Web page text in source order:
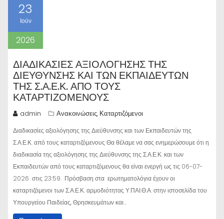
23
Ιούν
2026
ΔΙΑΔΙΚΑΣΊΕΣ ΑΞΙΟΛΌΓΗΣΗΣ ΤΗΣ
ΔΙΕΎΘΥΝΣΗΣ ΚΑΙ ΤΩΝ ΕΚΠΑΙΔΕΥΤΏΝ
ΤΗΣ Σ.Α.Ε.Κ. ΑΠΌ ΤΟΥΣ
ΚΑΤΑΡΤΙΖΌΜΕΝΟΥΣ
admin Ανακοινώσεις, Καταρτιζόμενοι
Διαδικασίες αξιολόγησης της Διεύθυνσης και των Εκπαιδευτών της
Σ.Α.Ε.Κ. από τους καταρτιζόμενους Θα θέλαμε να σας ενημερώσουμε ότι η
διαδικασία της αξιολόγησης της Διεύθυνσης της Σ.Α.Ε.Κ. και των
Εκπαιδευτών από τους καταρτιζόμενους θα είναι ενεργή ως τις 06-07-
2026 στις 23:59. Πρόσβαση στα ερωτηματολόγια έχουν οι
καταρτιζόμενοι των Σ.Α.Ε.Κ. αρμοδιότητας Υ.ΠΑΙ.Θ.Α. στην ιστοσελίδα του
Υπουργείου Παιδείας, Θρησκευμάτων και…